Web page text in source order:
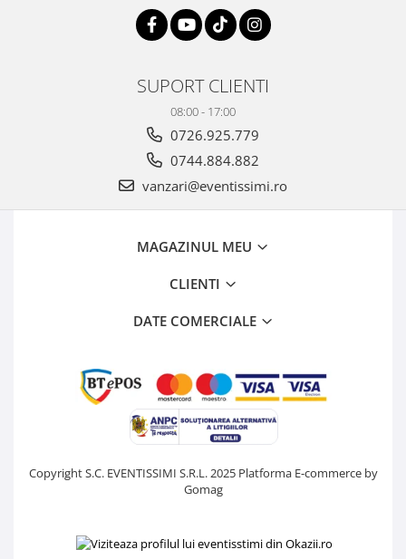
SUPORT CLIENTI
08:00 - 17:00
0726.925.779
0744.884.882
vanzari@eventissimi.ro
MAGAZINUL MEU
CLIENTI
DATE COMERCIALE
Copyright S.C. EVENTISSIMI S.R.L. 2025 Platforma E-commerce by
Gomag